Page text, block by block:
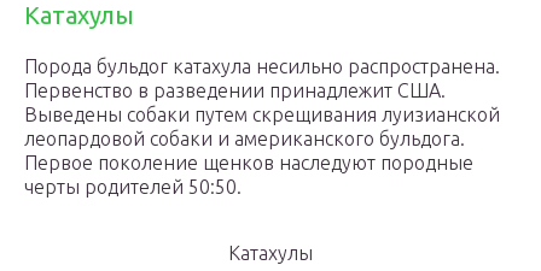
Катахулы
Порода бульдог катахула несильно распространена.
Первенство в разведении принадлежит США.
Выведены собаки путем скрещивания луизианской
леопардовой собаки и американского бульдога.
Первое поколение щенков наследуют породные
черты родителей 50:50.
Катахулы